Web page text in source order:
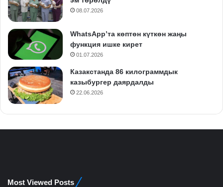
08.07.2026
WhatsApp’та көптөн күткөн жаңы
функция ишке кирет
01.07.2026
Казакстанда 86 килограммдык
казыбургер даярдалды
22.06.2026
Most Viewed Posts